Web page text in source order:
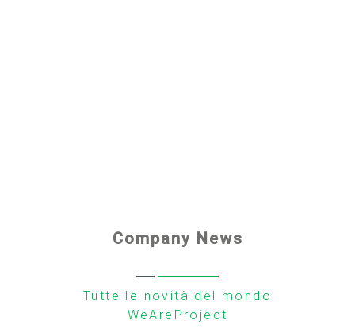
Company News
Tutte le novità del mondo
WeAreProject